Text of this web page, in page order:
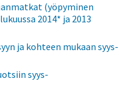
(yöpyminen
2014* ja 2013
ja kohteen mukaan syys-
syys-